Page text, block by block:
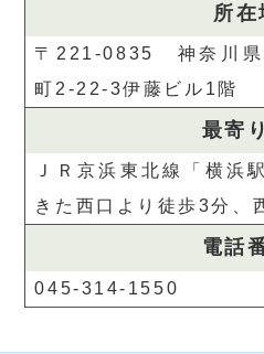
所在
〒221-0835 神奈川県
町2-22-3伊藤ビル1階
最寄
ＪＲ京浜東北線「横
きた西口より徒歩3分、
電話
045-314-1550